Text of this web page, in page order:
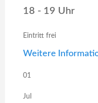
18 - 19 Uhr
Eintritt frei
Weitere
01
Jul